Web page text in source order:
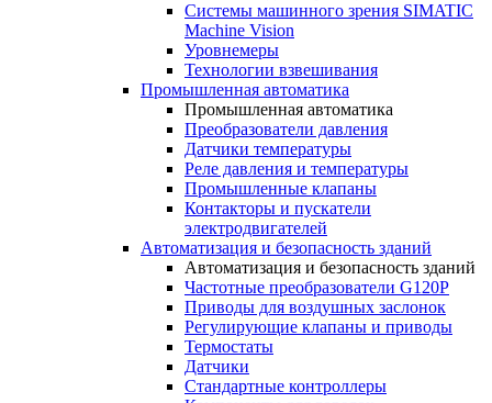
Системы машинного зрения SIMATIC
Machine Vision
Уровнемеры
Технологии взвешивания
Промышленная автоматика
Промышленная автоматика
Преобразователи давления
Датчики температуры
Реле давления и температуры
Промышленные клапаны
Контакторы и пускатели
электродвигателей
Автоматизация и безопасность зданий
Автоматизация и безопасность зданий
Частотные преобразователи G120P
Приводы для воздушных заслонок
Регулирующие клапаны и приводы
Термостаты
Датчики
Стандартные контроллеры